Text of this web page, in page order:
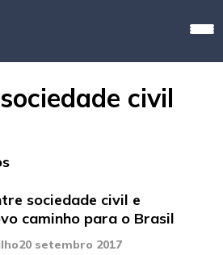
civil
sociedade civil e
caminho para o Brasil
20 setembro 2017